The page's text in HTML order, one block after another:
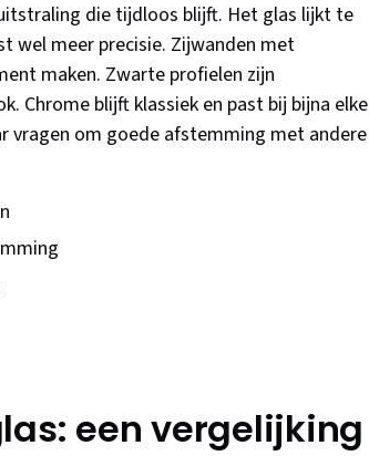
die tijdloos blijft. Het glas lijkt te
wel meer precisie. Zijwanden met
maken. Zwarte profielen zijn
Chrome blijft klassiek en past bij bijna elke
vragen om goede afstemming met andere
een vergelijking